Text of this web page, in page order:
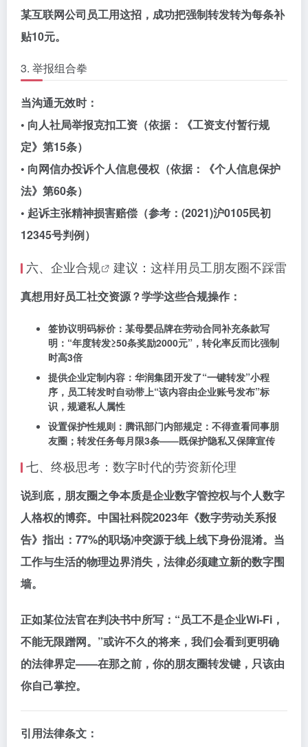
某互联网公司员工用这招，成功把强制转发转为每条补
贴10元。
3. 举报组合拳
当沟通无效时：
• 向人社局举报克扣工资（依据：《工资支付暂行规
定》第15条）
• 向网信办投诉个人信息侵权（依据：《个人信息保护
法》第60条）
• 起诉主张精神损害赔偿（参考：(2021)沪0105民初
12345号判例）
六、 企业合规 建议：这样用员工朋友圈不踩雷
真想用好员工社交资源？学学这些合规操作：
签协议明码标价： 某母婴品牌在劳动合同补充条款写
明：“年度转发≥50条奖励2000元”，转化率反而比强制
时高3倍
提供企业定制内容： 华润集团开发了“一键转发”小程
序，员工转发时自动带上“该内容由企业账号发布”标
识，规避私人属性
设置保护性规则： 腾讯部门内部规定：不得查看同事朋
友圈；转发任务每月限3条——既保护隐私又保障宣传
七、终极思考：数字时代的劳资新伦理
说到底，朋友圈之争本质是企业数字管控权与个人数字
人格权的博弈。中国社科院2023年《数字劳动关系报
告》指出：77%的职场冲突源于线上线下身份混淆。当
工作与生活的物理边界消失，法律必须建立新的数字围
墙。
正如某位法官在判决书中所写：“员工不是企业Wi-Fi，
不能无限蹭网。”或许不久的将来，我们会看到更明确
的法律界定——在那之前，你的朋友圈转发键，只该由
你自己掌控。
引用法律条文：